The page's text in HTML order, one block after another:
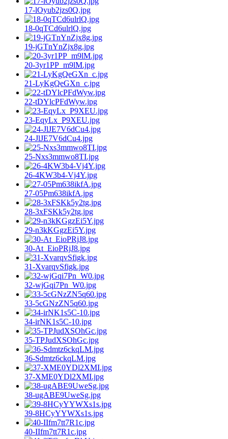
17-lOyub2jzs0Q.jpg
18-0qTCd6ulrlQ.jpg
19-jGTnYnZjx8g.jpg
20-3yr1PP_m9lM.jpg
21-LyKgQeGXn_c.jpg
22-tDYlcPFdWyw.jpg
23-EqyLx_P9XEU.jpg
24-JlJE7V6dCu4.jpg
25-Nxs3mmwo8TI.jpg
26-4KW3b4-Vj4Y.jpg
27-05Pm638ikfA.jpg
28-3xFSKk5y2tg.jpg
29-n3kKGgzEi5Y.jpg
30-At_EioPRjJ8.jpg
31-XvarqvSfigk.jpg
32-wjGqi7Pn_W0.jpg
33-5cGNzZN5q60.jpg
34-irNK1s5C-10.jpg
35-TPJudXSOhGc.jpg
36-Sdmtz6ckqLM.jpg
37-XME0YDl2XMI.jpg
38-ugABE9UweSg.jpg
39-8HCyYYWXs1s.jpg
40-IIfm7tt7R1c.jpg